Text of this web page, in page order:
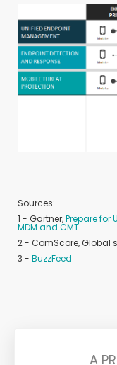
Sources:
1 - Gartner,Prepare for
MDM and CMT
2 - ComScore, Global
3 - BuzzFeed
A